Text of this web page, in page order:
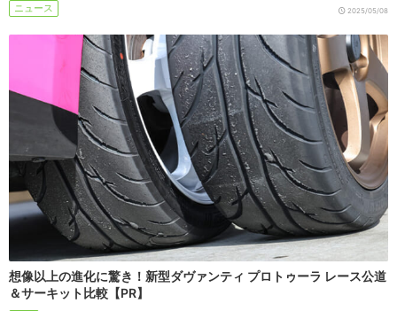
ニュース 2025/05/08
想像以上の進化に驚き！新型ダヴァンティ プロトゥーラ レース公道
＆サーキット比較【PR】